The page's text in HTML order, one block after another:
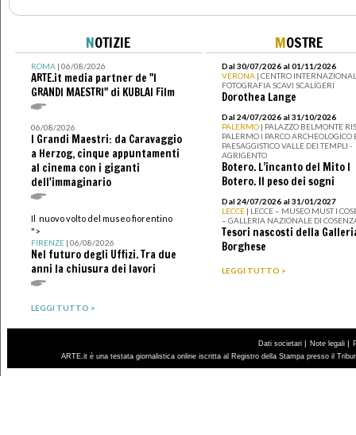
NOTIZIE
ROMA| 06/08/2026
ARTE.it media partner de "I
GRANDI MAESTRI" di KUBLAI Film
06/08/2026
I Grandi Maestri: da Caravaggio
a Herzog, cinque appuntamenti
al cinema con i giganti
dell'immaginario
Il nuovo volto del museo fiorentino
">
FIRENZE| 06/08/2026
Nel futuro degli Uffizi. Tra due
anni la chiusura dei lavori
LEGGI TUTTO >
MOSTRE
Dal 30/07/2026 al 01/11/2026
VERONA | CENTRO
FOTOGRAFIA SCAVI SCALIGERI
Dorothea Lange
Dal 24/07/2026 al 31/10/2026
PALERMO | PALAZZO BELMONTE
PALERMO I PARCO ARCHEOLOGICO
PAESAGGISTICO VALLE DEI TEMPLI -
AGRIGENTO
Botero. L’incanto del Mito I
Botero. Il peso dei sogni
Dal 24/07/2026 al 31/01/2027
LECCE | LECCE – MUSEO MUST I
– GALLERIA NAZIONALE DI
Tesori nascosti della
Borghese
LEGGI TUTTO >
Dati societari | Note legali |
ARTE.it è una testata giornalistica online iscritta al Registro della Stampa presso il